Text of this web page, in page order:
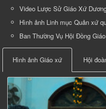
Video Lược Sử Giáo Xứ
Hình ảnh Linh mục Quản xứ
Ban Thường Vụ Hội Đồng
Hình ảnh Giáo xứ Hội